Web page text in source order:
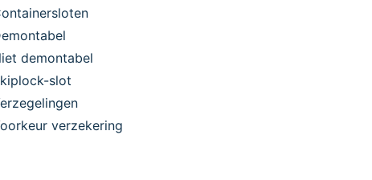
demontabel
slot
verzekering